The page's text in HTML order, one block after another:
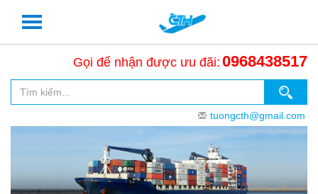
Gọi để nhận được ưu đãi: 0968438517
tuongcth@gmail.com